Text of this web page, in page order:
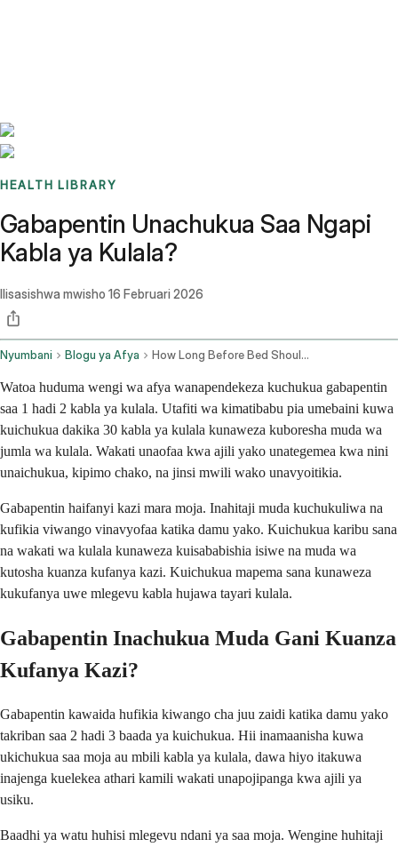
HEALTH LIBRARY
Gabapentin Unachukua Saa Ngapi
Kabla ya Kulala?
Ilisasishwa mwisho 16 Februari 2026
Nyumbani Blogu ya Afya How Long Before Bed Should I Take Gabapentin
Watoa huduma wengi wa afya wanapendekeza kuchukua gabapentin
saa 1 hadi 2 kabla ya kulala. Utafiti wa kimatibabu pia umebaini kuwa
kuichukua dakika 30 kabla ya kulala kunaweza kuboresha muda wa
jumla wa kulala. Wakati unaofaa kwa ajili yako unategemea kwa nini
unaichukua, kipimo chako, na jinsi mwili wako unavyoitikia.
Gabapentin haifanyi kazi mara moja. Inahitaji muda kuchukuliwa na
kufikia viwango vinavyofaa katika damu yako. Kuichukua karibu sana
na wakati wa kulala kunaweza kuisababishia isiwe na muda wa
kutosha kuanza kufanya kazi. Kuichukua mapema sana kunaweza
kukufanya uwe mlegevu kabla hujawa tayari kulala.
Gabapentin Inachukua Muda Gani Kuanza
Kufanya Kazi?
Gabapentin kawaida hufikia kiwango cha juu zaidi katika damu yako
takriban saa 2 hadi 3 baada ya kuichukua. Hii inamaanisha kuwa
ukichukua saa moja au mbili kabla ya kulala, dawa hiyo itakuwa
inajenga kuelekea athari kamili wakati unapojipanga kwa ajili ya
usiku.
Baadhi ya watu huhisi mlegevu ndani ya saa moja. Wengine huhitaji